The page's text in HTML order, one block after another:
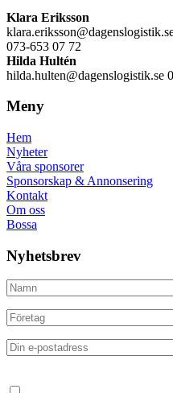
Klara Eriksson
073-653 07 72
Hilda Hultén
hilda.hulten@dagenslogistik.se
Meny
Hem
Nyheter
Våra sponsorer
Sponsorskap & Annonsering
Kontakt
Om oss
Bossa
Nyhetsbrev